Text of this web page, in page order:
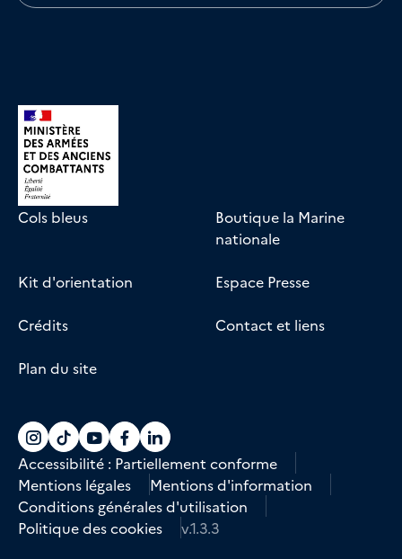
Cols bleus
Boutique la Marine
nationale
Kit d'orientation Espace Presse
Crédits Contact et liens
Plan du site
Accéder au compte La marine recrute
Accéder au compte La marine recrute
Accéder au compte La marine
Accéder au compte La marine
Accéder au compte La
Accessibilité : Partiellement conforme
Mentions légales
Mentions d'information
Conditions générales d'utilisation
Politique des cookies
v.1.3.3